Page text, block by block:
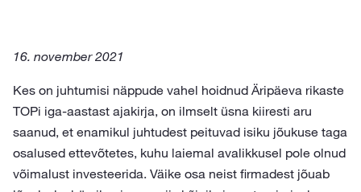
16. november 2021
Kes on juhtumisi näppude vahel hoidnud Äripäeva rikaste
TOPi iga-aastast ajakirja, on ilmselt üsna kiiresti aru
saanud, et enamikul juhtudest peituvad isiku jõukuse taga
osalused ettevõtetes, kuhu laiemal avalikkusel pole olnud
võimalust investeerida. Väike osa neist firmadest jõuab